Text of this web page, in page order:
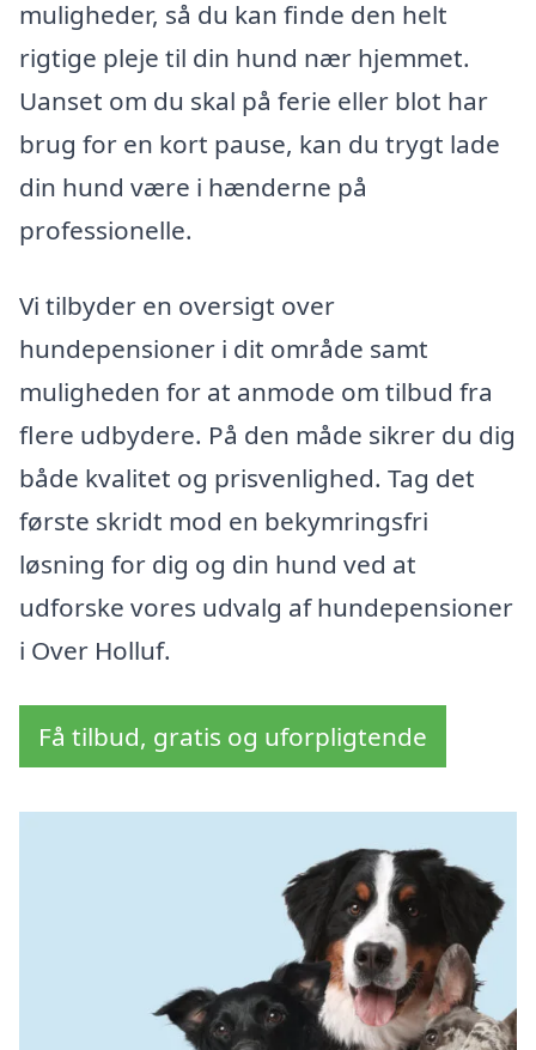
muligheder, så du kan finde den helt
rigtige pleje til din hund nær hjemmet.
Uanset om du skal på ferie eller blot har
brug for en kort pause, kan du trygt lade
din hund være i hænderne på
professionelle.
Vi tilbyder en oversigt over
hundepensioner i dit område samt
muligheden for at anmode om tilbud fra
flere udbydere. På den måde sikrer du dig
både kvalitet og prisvenlighed. Tag det
første skridt mod en bekymringsfri
løsning for dig og din hund ved at
udforske vores udvalg af hundepensioner
i Over Holluf.
Få tilbud, gratis og uforpligtende